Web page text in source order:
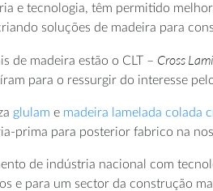
e tecnologia, têm permitido
soluções de madeira para
de madeira estão o CLT – Cross
para o ressurgir do interesse
glulam e madeira lamelada colada
prima para posterior fabrico na
de indústria nacional com
e para um sector da construção